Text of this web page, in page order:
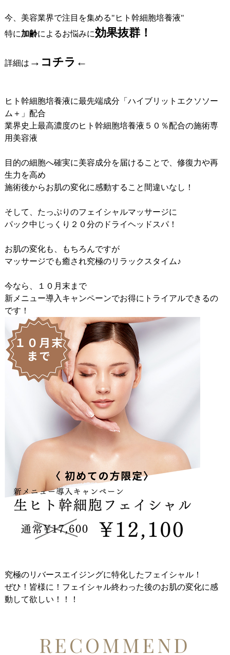
今、美容業界で注目を集める"ヒト幹細胞培養液"
特に加齢によるお悩みに効果抜群！
詳細は →コチラ←
ヒト幹細胞培養液に最先端成分「ハイブリットエクソソー
ム＋」配合
業界史上最高濃度のヒト幹細胞培養液５０％配合の施術専
用美容液
目的の細胞へ確実に美容成分を届けることで、修復力や再
生力を高め
施術後からお肌の変化に感動すること間違いなし！
そして、たっぷりのフェイシャルマッサージに
パック中じっくり２０分のドライヘッドスパ！
お肌の変化も、もちろんですが
マッサージでも癒され究極のリラックスタイム♪
今なら、１０月末まで
新メニュー導入キャンペーンでお得にトライアルできるの
です！
究極のリバースエイジングに特化したフェイシャル！
ぜひ！皆様に！フェイシャル終わった後のお肌の変化に感
動して欲しい！！！
RECOMMEND